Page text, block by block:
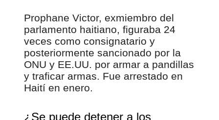
Prophane Victor, exmiembro del
parlamento haitiano, figuraba 24
veces como consignatario y
posteriormente sancionado por la
ONU y EE.UU. por armar a pandillas
y traficar armas. Fue arrestado en
Haití en enero.
¿Se puede detener a los